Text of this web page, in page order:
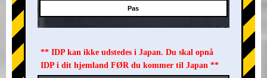
Pas
** IDP kan ikke udstedes i Japan. Du skal opnå
IDP i dit hjemland FØR du kommer til Japan **